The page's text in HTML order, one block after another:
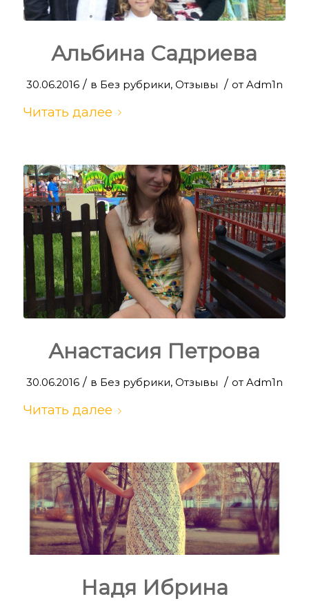
Альбина Садриева
30.06.2016 / в Без рубрики, Отзывы / от Adm1n
Читать далее
Анастасия Петрова
30.06.2016 / в Без рубрики, Отзывы / от Adm1n
Читать далее
Надя Ибрина